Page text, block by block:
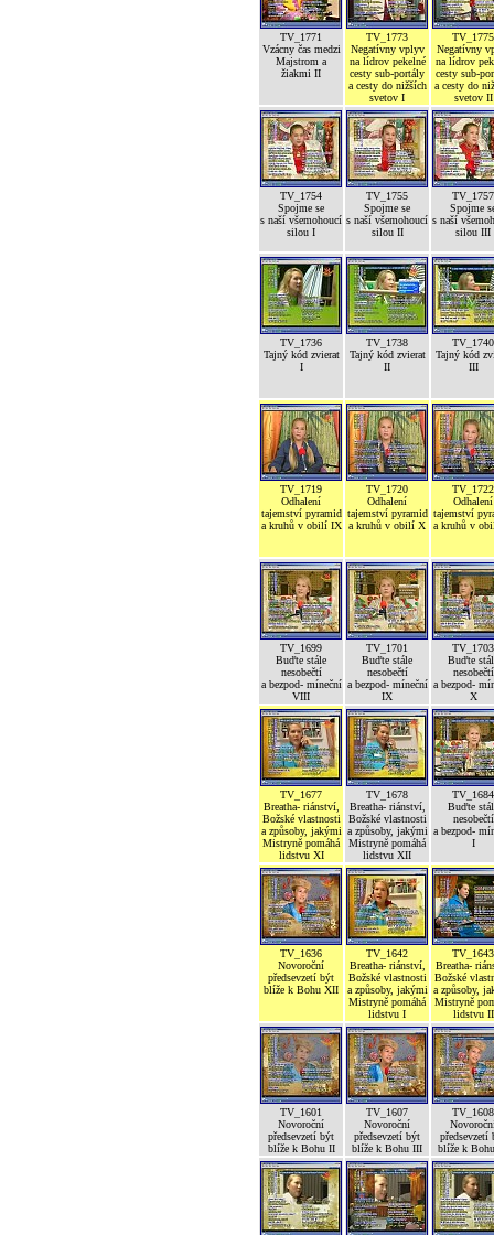
TV_1771
Vzácny čas medzi
Majstrom a
žiakmi II
TV_1773
Negatívny vplyv
na lídrov pekelné
cesty sub-portály
a cesty do nižších
svetov I
TV_1775
Negatívny
na lídrov
cesty sub-
a cesty do
svetov II
TV_1754
Spojme se
s naší všemohoucí
silou I
TV_1755
Spojme se
s naší všemohoucí
silou II
TV_1757
Spojme
s naší
silou III
TV_1736
Tajný kód zvierat
I
TV_1738
Tajný kód zvierat
II
TV_1740
Tajný kód
III
TV_1719
Odhalení
tajemství pyramid
a kruhů v obilí IX
TV_1720
Odhalení
tajemství pyramid
a kruhů v obilí X
TV_1722
Odhalení
tajemství
a kruhů v
TV_1699
Buďte stále
nesobečtí
a bezpod- míneční
VIII
TV_1701
Buďte stále
nesobečtí
a bezpod- míneční
IX
TV_1703
Buďte
nesobečtí
a bezpod-
X
TV_1677
Breatha- riánství,
Božské vlastnosti
a způsoby, jakými
Mistryně pomáhá
lidstvu XI
TV_1678
Breatha- riánství,
Božské vlastnosti
a způsoby, jakými
Mistryně pomáhá
lidstvu XII
TV_1684
Buďte
nesobečtí
a bezpod-
I
TV_1636
Novoroční
předsevzetí být
blíže k Bohu XII
TV_1642
Breatha- riánství,
Božské vlastnosti
a způsoby, jakými
Mistryně pomáhá
lidstvu I
TV_1643
Breatha-
Božské
a způsoby,
Mistryně
lidstvu II
TV_1601
Novoroční
předsevzetí být
blíže k Bohu II
TV_1607
Novoroční
předsevzetí být
blíže k Bohu III
TV_1608
předsevzetí
blíže k